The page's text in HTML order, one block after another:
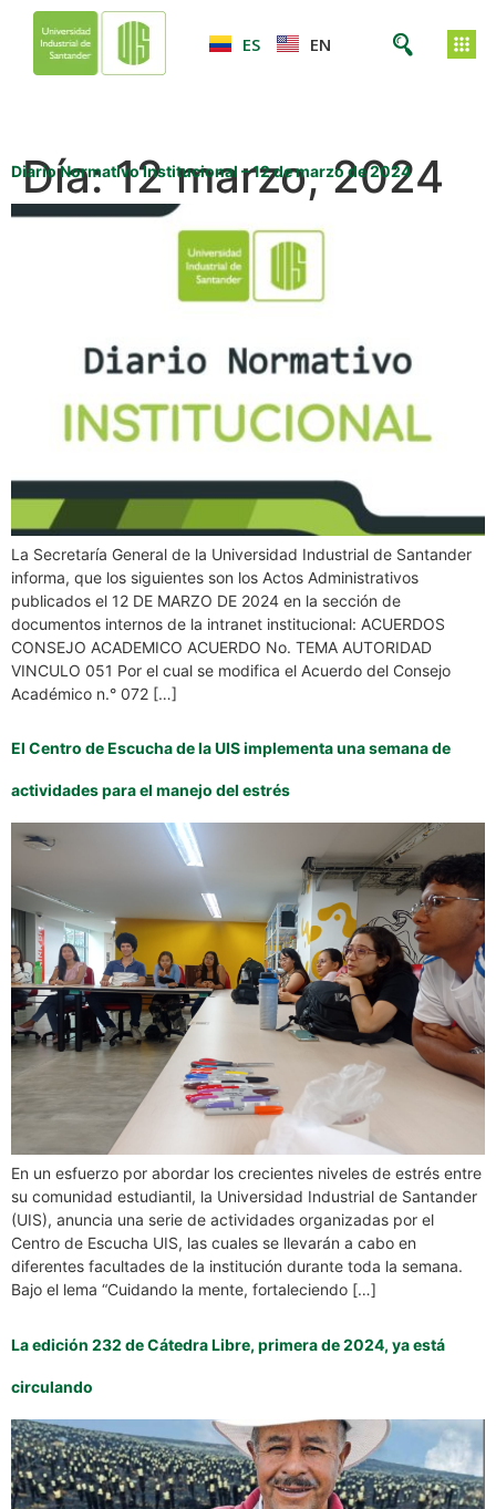
ES EN
Día:12 marzo, 2024
Diario Normativo Institucional – 12 de marzo de 2024
La Secretaría General de la Universidad Industrial de Santander
informa, que los siguientes son los Actos Administrativos
publicados el 12 DE MARZO DE 2024 en la sección de
documentos internos de la intranet institucional: ACUERDOS
CONSEJO ACADEMICO ACUERDO No. TEMA AUTORIDAD
VINCULO 051 Por el cual se modifica el Acuerdo del Consejo
Académico n.° 072 […]
El Centro de Escucha de la UIS implementa una semana de
actividades para el manejo del estrés
En un esfuerzo por abordar los crecientes niveles de estrés entre
su comunidad estudiantil, la Universidad Industrial de Santander
(UIS), anuncia una serie de actividades organizadas por el
Centro de Escucha UIS, las cuales se llevarán a cabo en
diferentes facultades de la institución durante toda la semana.
Bajo el lema “Cuidando la mente, fortaleciendo […]
La edición 232 de Cátedra Libre, primera de 2024, ya está
circulando